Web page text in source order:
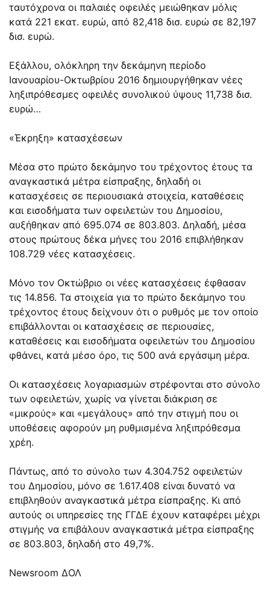
ταυτόχρονα οι παλαιές οφειλές μειώθηκαν μόλις
κατά 221 εκατ. ευρώ, από 82,418 δισ. ευρώ σε 82,197
δισ. ευρώ.
Εξάλλου, ολόκληρη την δεκάμηνη περίοδο
Ιανουαρίου-Οκτωβρίου 2016 δημιουργήθηκαν νέες
ληξιπρόθεσμες οφειλές συνολικού ύψους 11,738 δισ.
ευρώ…
«Έκρηξη» κατασχέσεων
Μέσα στο πρώτο δεκάμηνο του τρέχοντος έτους τα
αναγκαστικά μέτρα είσπραξης, δηλαδή οι
κατασχέσεις σε περιουσιακά στοιχεία, καταθέσεις
και εισοδήματα των οφειλετών του Δημοσίου,
αυξήθηκαν από 695.074 σε 803.803. Δηλαδή, μέσα
στους πρώτους δέκα μήνες του 2016 επιβλήθηκαν
108.729 νέες κατασχέσεις.
Μόνο τον Οκτώβριο οι νέες κατασχέσεις έφθασαν
τις 14.856. Τα στοιχεία για το πρώτο δεκάμηνο του
τρέχοντος έτους δείχνουν ότι ο ρυθμός με τον οποίο
επιβάλλονται οι κατασχέσεις σε περιουσίες,
καταθέσεις και εισοδήματα οφειλετών του Δημοσίου
φθάνει, κατά μέσο όρο, τις 500 ανά εργάσιμη μέρα.
Οι κατασχέσεις λογαριασμών στρέφονται στο σύνολο
των οφειλετών, χωρίς να γίνεται διάκριση σε
«μικρούς» και «μεγάλους» από την στιγμή που οι
υποθέσεις αφορούν μη ρυθμισμένα ληξιπρόθεσμα
χρέη.
Πάντως, από το σύνολο των 4.304.752 οφειλετών
του Δημοσίου, μόνο σε 1.617.408 είναι δυνατό να
επιβληθούν αναγκαστικά μέτρα είσπραξης. Κι από
αυτούς οι υπηρεσίες της ΓΓΔΕ έχουν καταφέρει μέχρι
στιγμής να επιβάλουν αναγκαστικά μέτρα είσπραξης
σε 803.803, δηλαδή στο 49,7%.
Newsroom ΔΟΛ